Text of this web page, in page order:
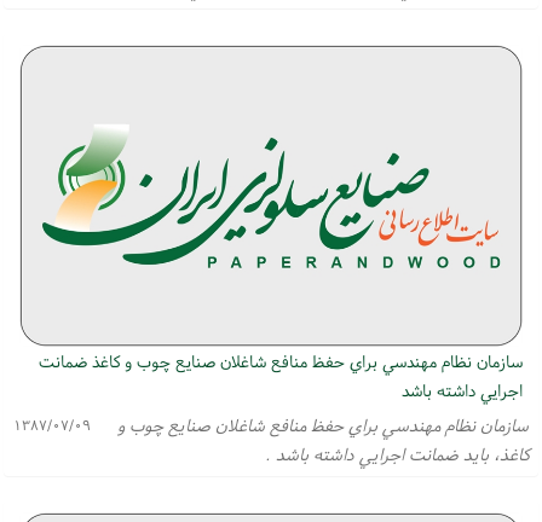
سازمان نظام مهندسي براي حفظ منافع شاغلان صنايع چوب و كاغذ ضمانت
اجرايي داشته باشد
۱۳۸۷/۰۷/۰۹
سازمان نظام مهندسي براي حفظ منافع شاغلان صنايع چوب و
كاغذ، بايد ضمانت اجرايي داشته باشد .